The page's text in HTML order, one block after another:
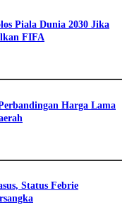
Piala Dunia 2030 Jika
FIFA
Harga Lama
Status Febrie